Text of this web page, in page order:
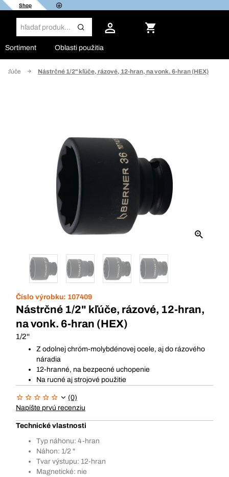
Shop
Sortiment Oblasti použitia
kľúče Nástrčné 1/2" kľúče, rázové, 12-hran, na vonk. 6-hran (HEX)
Číslo výrobku: 107409
Nástrčné 1/2" kľúče, rázové, 12-hran,
na vonk. 6-hran (HEX)
1/2''
Z odolnej chróm-molybdénovej ocele, aj do rázového
náradia
12-hranné, na bezpecné uchopenie
Na rucné aj strojové použitie
(0)
Napíšte prvú recenziu
Technické vlastnosti
Typ náhonu: 4-hran
Náhon: 1/2 "
Tvar výstupu: 12-hran
Magnetické: nie